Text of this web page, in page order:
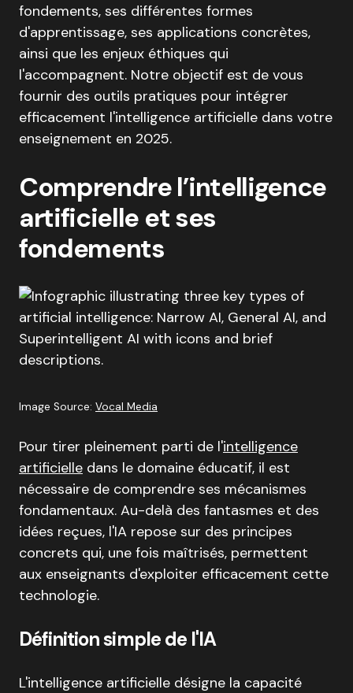
fondements, ses différentes formes
d'apprentissage, ses applications concrètes,
ainsi que les enjeux éthiques qui
l'accompagnent. Notre objectif est de vous
fournir des outils pratiques pour intégrer
efficacement l'intelligence artificielle dans votre
enseignement en 2025.
Comprendre l’intelligence
artificielle et ses
fondements
Image Source: Vocal Media
Pour tirer pleinement parti de l'intelligence
artificielle dans le domaine éducatif, il est
nécessaire de comprendre ses mécanismes
fondamentaux. Au-delà des fantasmes et des
idées reçues, l'IA repose sur des principes
concrets qui, une fois maîtrisés, permettent
aux enseignants d'exploiter efficacement cette
technologie.
Définition simple de l'IA
L'intelligence artificielle désigne la capacité